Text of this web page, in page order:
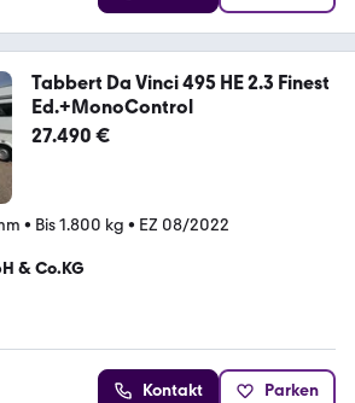
Tabbert Da Vinci 495 HE 2.3 Finest
Ed.+MonoControl
27.490 €
• Bis 1.800 kg • EZ 08/2022
& Co.KG
Kontakt Parken